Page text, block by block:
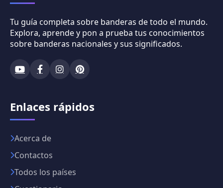
Tu guía completa sobre banderas de todo el mundo.
Explora, aprende y pon a prueba tus conocimientos
sobre banderas nacionales y sus significados.
Enlaces rápidos
Acerca de
Contactos
Todos los países